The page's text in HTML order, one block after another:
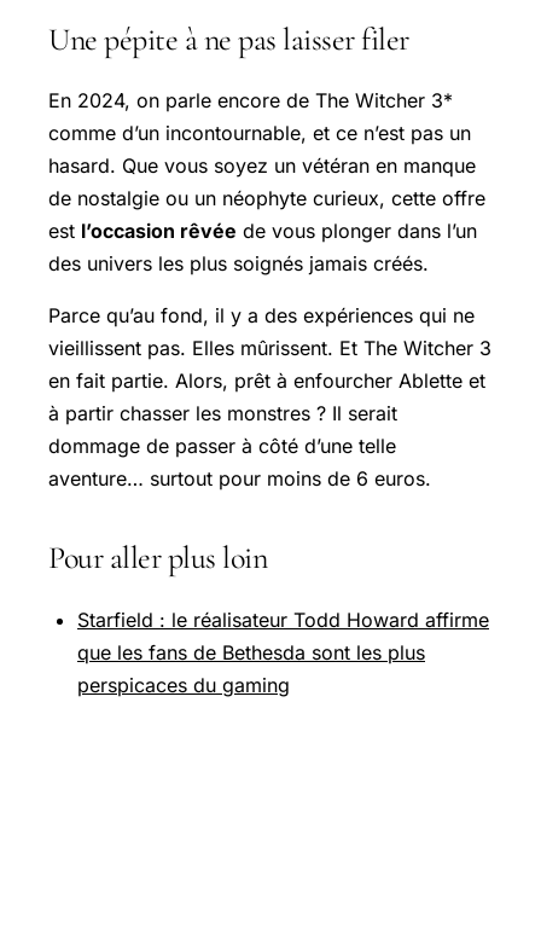
Une pépite à ne pas laisser filer
En 2024, on parle encore de The Witcher 3*
comme d’un incontournable, et ce n’est pas un
hasard. Que vous soyez un vétéran en manque
de nostalgie ou un néophyte curieux, cette offre
est l’occasion rêvée de vous plonger dans l’un
des univers les plus soignés jamais créés.
Parce qu’au fond, il y a des expériences qui ne
vieillissent pas. Elles mûrissent. Et The Witcher 3
en fait partie. Alors, prêt à enfourcher Ablette et
à partir chasser les monstres ? Il serait
dommage de passer à côté d’une telle
aventure… surtout pour moins de 6 euros.
Pour aller plus loin
Starfield : le réalisateur Todd Howard affirme
que les fans de Bethesda sont les plus
perspicaces du gaming